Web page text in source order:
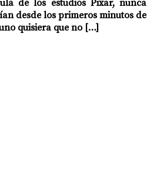
desde los primeros minutos de
quisiera que no […]